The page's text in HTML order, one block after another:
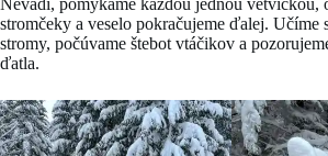
Nevadí, pomykáme každou jednou vetvičkou,
stromčeky a veselo pokračujeme ďalej. Učíme
stromy, počúvame štebot vtáčikov a
ďatla.